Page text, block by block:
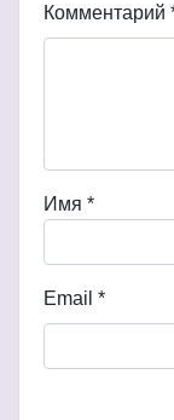
Комментарий
Имя *
Email *